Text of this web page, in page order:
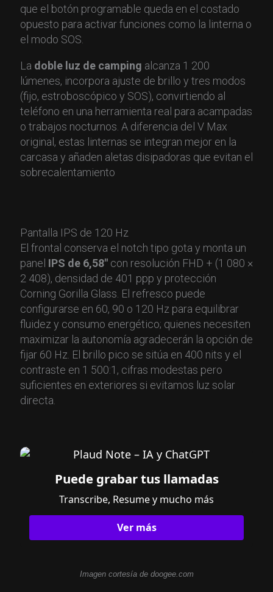
que el botón programable queda en el costado
opuesto para activar funciones como la linterna o
el modo SOS.
La doble luz de camping alcanza 1 200
lúmenes, incorpora ajuste de brillo y tres modos
(fijo, estroboscópico y SOS), convirtiendo al
teléfono en una herramienta real para acampadas
o trabajos nocturnos. A diferencia del V Max
original, estas linternas se integran mejor en la
carcasa y añaden aletas disipadoras que evitan el
sobrecalentamiento
Pantalla IPS de 120 Hz
El frontal conserva el notch tipo gota y monta un
panel IPS de 6,58″con resolución FHD + (1 080 ×
2 408), densidad de 401 ppp y protección
Corning Gorilla Glass. El refresco puede
configurarse en 60, 90 o 120 Hz para equilibrar
fluidez y consumo energético; quienes necesiten
maximizar la autonomía agradecerán la opción de
fijar 60 Hz. El brillo pico se sitúa en 400 nits y el
contraste en 1 500:1, cifras modestas pero
suficientes en exteriores si evitamos luz solar
directa.
Puede grabar tus llamadas
Transcribe, Resume y mucho más
Ver más
Imagen cortesía de doogee.com